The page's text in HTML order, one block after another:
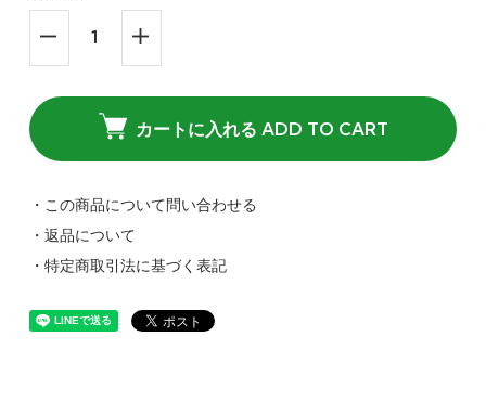
カートに入れる ADD TO CART
・この商品について問い合わせる
・返品について
・特定商取引法に基づく表記